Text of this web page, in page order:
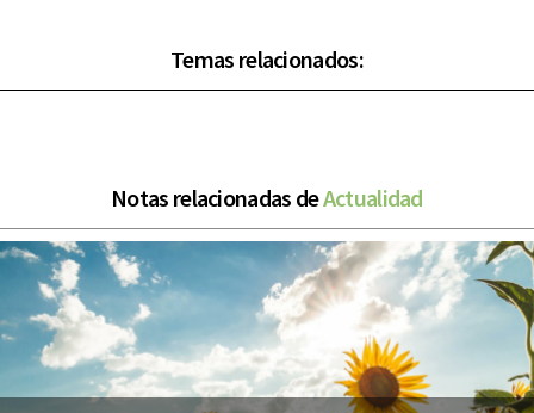
Temas relacionados:
Notas relacionadas deActualidad